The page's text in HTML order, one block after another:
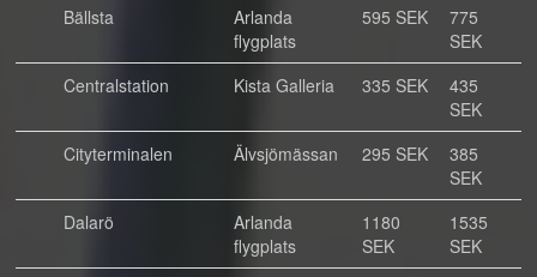
Bällsta
Arlanda
flygplats
595 SEK
775
SEK
Centralstation
Kista Galleria 335 SEK
435
SEK
Cityterminalen
Älvsjömässan 295 SEK
385
SEK
Dalarö
Arlanda
flygplats
1180
SEK
1535
SEK